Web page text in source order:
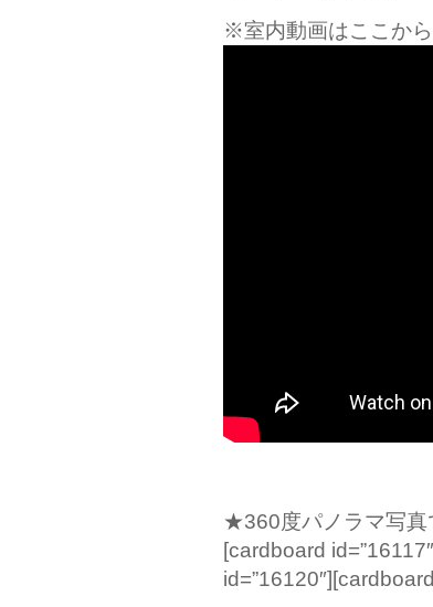
※室内動画はここか
★360度パノラマ写真
[cardboard